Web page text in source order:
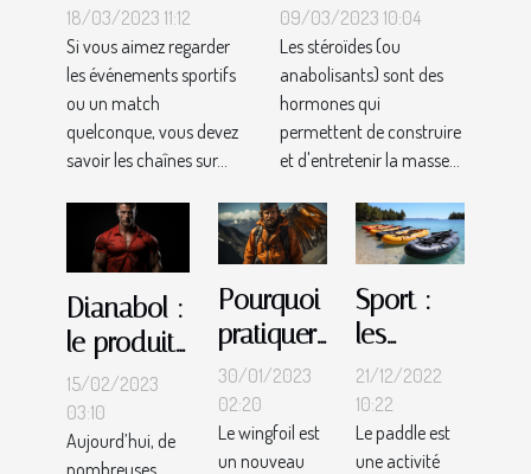
qui diffusera
votre
événement
sportif ou
match ?
18/03/2023 11:12
Si vous aimez regarder
les événements sportifs
ou un match
quelconque, vous devez
savoir les chaînes sur...
liés à l'utilisation
des stéroïdes ?
09/03/2023 10:04
Les stéroïdes (ou
anabolisants) sont des
hormones qui
permettent de construire
et d'entretenir la masse...
Dianabol :
le produit
idéal pour
prendre
de la
15/02/2023
03:10
Aujourd’hui, de
Pourquoi
pratiquer
du
wingfoil
?
30/01/2023
02:20
Le wingfoil est
un nouveau
Sport :
les
facteurs
à mettre
en
21/12/2022
10:22
Le paddle est
une activité